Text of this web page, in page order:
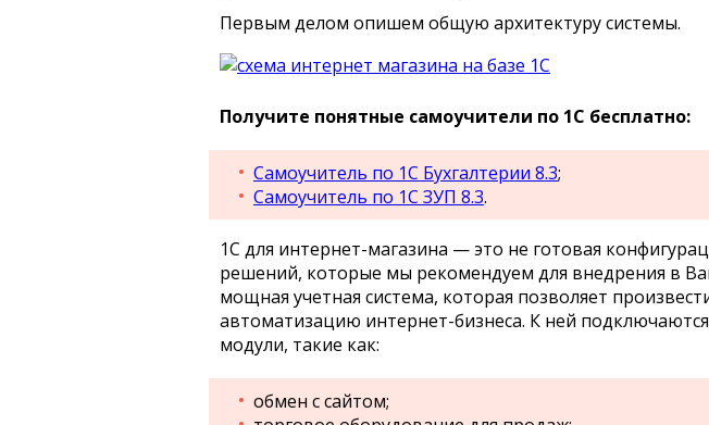
Первым делом опишем общую архитектуру системы.
Получите понятные самоучители по 1С бесплатно:
Самоучитель по 1С Бухгалтерии 8.3;
Самоучитель по 1С ЗУП 8.3.
1С для интернет-магазина — это не готовая
решений, которые мы рекомендуем для внедрения в
мощная учетная система, которая позволяет
автоматизацию интернет-бизнеса. К ней
модули, такие как:
обмен с сайтом;